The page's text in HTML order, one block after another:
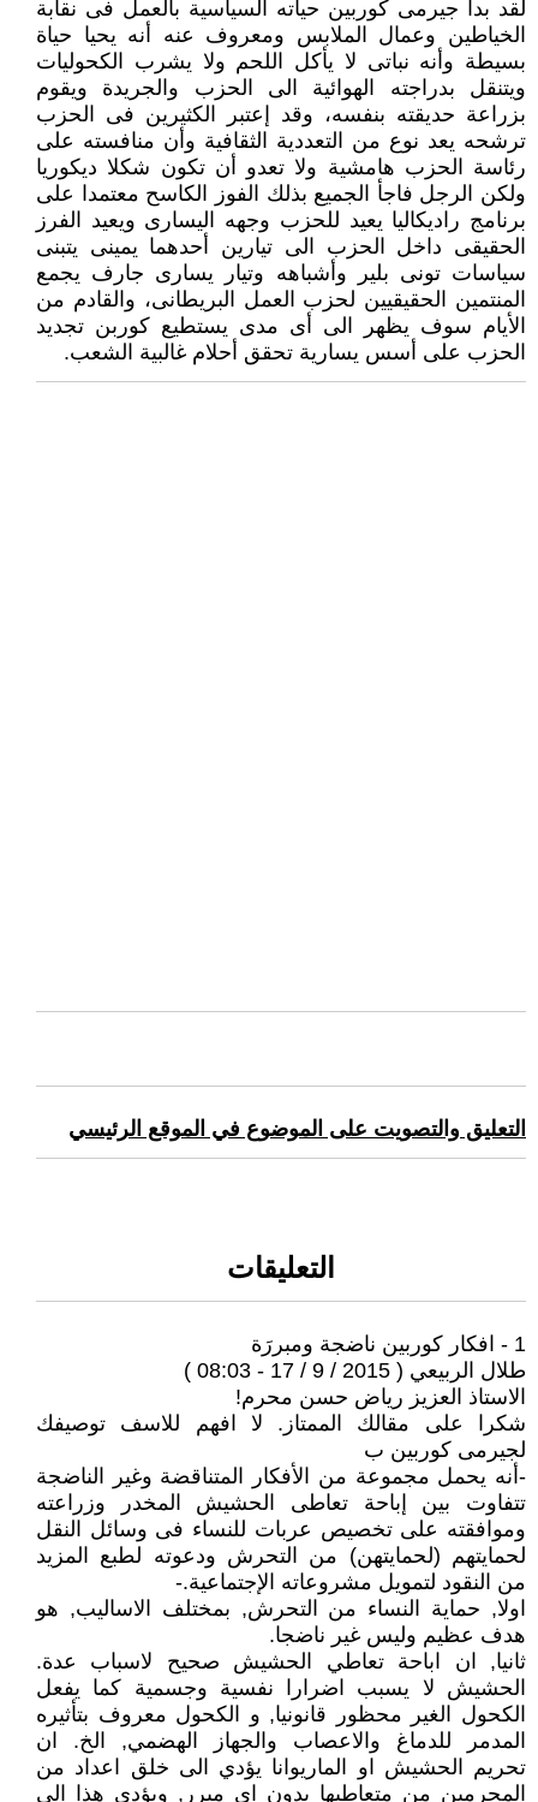
لقد بدأ جيرمى كوربين حياته السياسية بالعمل فى نقابة
الخياطين وعمال الملابس ومعروف عنه أنه يحيا حياة
بسيطة وأنه نباتى لا يأكل اللحم ولا يشرب الكحوليات
ويتنقل بدراجته الهوائية الى الحزب والجريدة ويقوم
بزراعة حديقته بنفسه، وقد إعتبر الكثيرين فى الحزب
ترشحه يعد نوع من التعددية الثقافية وأن منافسته على
رئاسة الحزب هامشية ولا تعدو أن تكون شكلا ديكوريا
ولكن الرجل فاجأ الجميع بذلك الفوز الكاسح معتمدا على
برنامج راديكاليا يعيد للحزب وجهه اليسارى ويعيد الفرز
الحقيقى داخل الحزب الى تيارين أحدهما يمينى يتبنى
سياسات تونى بلير وأشباهه وتيار يسارى جارف يجمع
المنتمين الحقيقيين لحزب العمل البريطانى، والقادم من
الأيام سوف يظهر الى أى مدى يستطيع كوربن تجديد
الحزب على أسس يسارية تحقق أحلام غالبية الشعب.
التعليق والتصويت على الموضوع في الموقع الرئيسي
التعليقات
1 - افكار كوربين ناضجة ومبررَة
طلال الربيعي ( 2015 / 9 / 17 - 08:03 )
الاستاذ العزيز رياض حسن محرم!
شكرا على مقالك الممتاز. لا افهم للاسف توصيفك
لجيرمى كوربين ب
-أنه يحمل مجموعة من الأفكار المتناقضة وغير الناضجة
تتفاوت بين إباحة تعاطى الحشيش المخدر وزراعته
وموافقته على تخصيص عربات للنساء فى وسائل النقل
لحمايتهم (لحمايتهن) من التحرش ودعوته لطبع المزيد
من النقود لتمويل مشروعاته الإجتماعية.-
اولا, حماية النساء من التحرش, بمختلف الاساليب, هو
هدف عظيم وليس غير ناضجا.
ثانيا, ان اباحة تعاطي الحشيش صحيح لاسباب عدة.
الحشيش لا يسبب اضرارا نفسية وجسمية كما يفعل
الكحول الغير محظور قانونيا, و الكحول معروف بتأثيره
المدمر للدماغ والاعصاب والجهاز الهضمي, الخ. ان
تحريم الحشيش او الماريوانا يؤدي الى خلق اعداد من
المجرمين من متعاطيها بدون اي مبرر, ويؤدي هذا الى